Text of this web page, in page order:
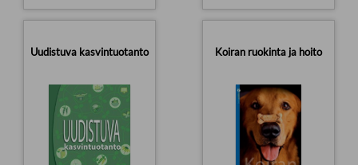
Uudistuva kasvintuotanto Koiran ruokinta ja hoito